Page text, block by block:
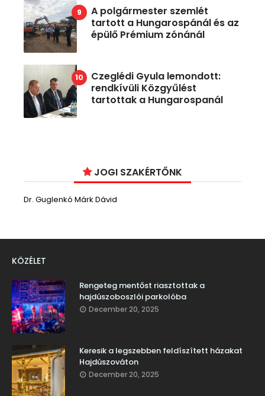
A polgármester szemlét
tartott a Hungarospánál és az
épülő Prémium zónánál
Czeglédi Gyula lemondott:
rendkívüli Közgyűlést
tartottak a Hungarospanál
JOGI SZAKÉRTŐNK
Dr. Guglenkó Márk Dávid
KÖZÉLET
Rengeteg mentőst riasztottak a
hajdúszoboszlói parkolóba
December 20, 2025
Keresik a legszebben feldíszített házakat
Hajdúszováton
December 20, 2025